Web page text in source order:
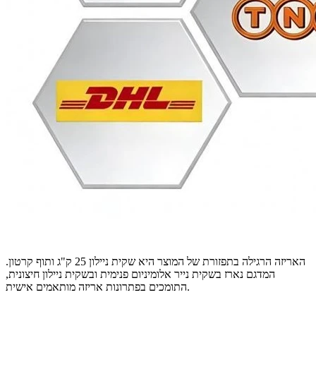
האריזה הרגילה בתפזורת של המוצר היא שקית ניילון 25 ק"ג ותוף קרטון.
המדגם נארז בשקית נייר אלומיניום פנימית ובשקית ניילון חיצונית,
התומכים בפתרונות אריזה מותאמים אישית.